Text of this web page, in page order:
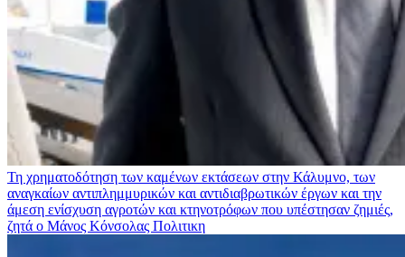
Τη χρηματοδότηση των καμένων εκτάσεων στην Κάλυμνο, των
αναγκαίων αντιπλημμυρικών και αντιδιαβρωτικών έργων και την
άμεση ενίσχυση αγροτών και κτηνοτρόφων που υπέστησαν ζημιές,
ζητά ο Μάνος Κόνσολας Πολιτικη